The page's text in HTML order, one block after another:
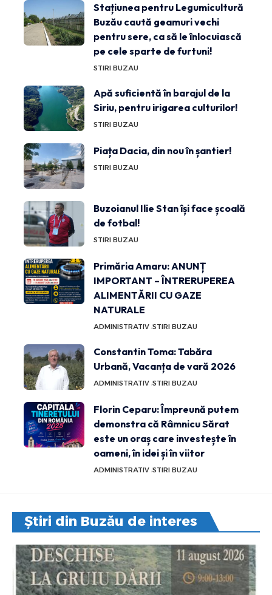
Stațiunea pentru Legumicultură
Buzău caută geamuri vechi
pentru sere, ca să le înlocuiască
pe cele sparte de furtuni!
STIRI BUZAU
Apă suficientă în barajul de la
Siriu, pentru irigarea culturilor!
STIRI BUZAU
Piața Dacia, din nou în șantier!
STIRI BUZAU
Buzoianul Ilie Stan își face școală
de fotbal!
STIRI BUZAU
Primăria Amaru: ANUNȚ
IMPORTANT – ÎNTRERUPEREA
ALIMENTĂRII CU GAZE
NATURALE
ADMINISTRATIV STIRI BUZAU
Constantin Toma: Tabăra
Urbană, Vacanța de vară 2026
ADMINISTRATIV STIRI BUZAU
Florin Ceparu: Împreună putem
demonstra că Râmnicu Sărat
este un oraș care investește în
oameni, în idei și în viitor
ADMINISTRATIV STIRI BUZAU
Știri din Buzău de interes